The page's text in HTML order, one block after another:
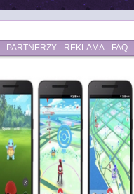
PARTNERZY REKLAMA FAQ